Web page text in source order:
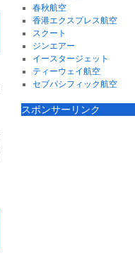
春秋航空
香港エクスプレス航空
スクート
ジンエアー
イースタージェット
ティーウェイ航空
セブパシフィック航空
スポンサーリンク